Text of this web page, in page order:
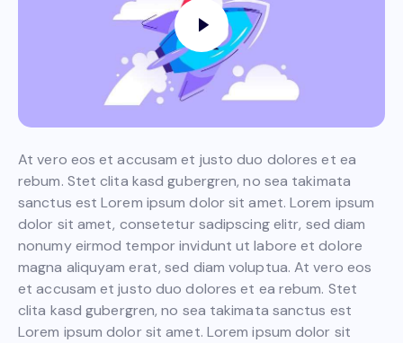
At vero eos et accusam et justo duo dolores et ea
rebum. Stet clita kasd gubergren, no sea takimata
sanctus est Lorem ipsum dolor sit amet. Lorem ipsum
dolor sit amet, consetetur sadipscing elitr, sed diam
nonumy eirmod tempor invidunt ut labore et dolore
magna aliquyam erat, sed diam voluptua. At vero eos
et accusam et justo duo dolores et ea rebum. Stet
clita kasd gubergren, no sea takimata sanctus est
Lorem ipsum dolor sit amet. Lorem ipsum dolor sit